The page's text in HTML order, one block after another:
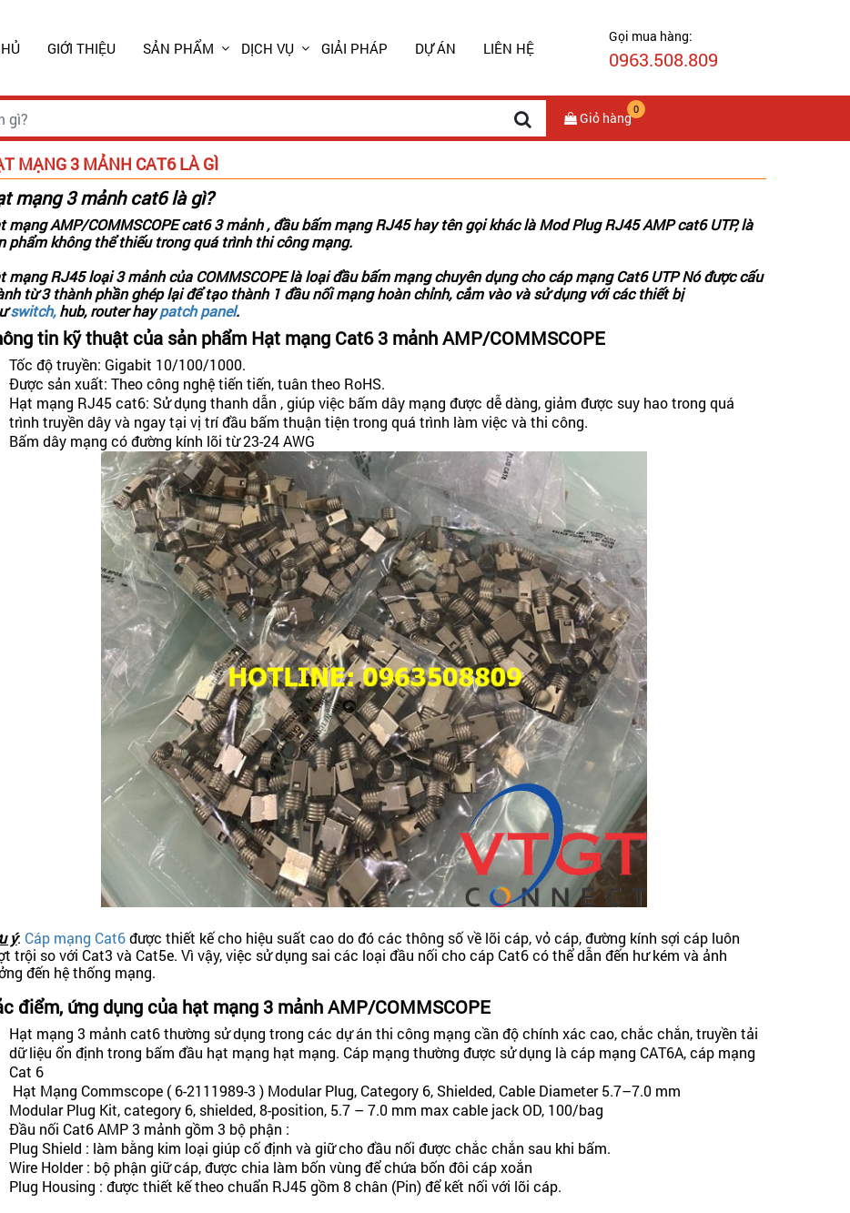
GIỚI THIỆU SẢN PHẨM DỊCH VỤ GIẢI PHÁP DỰ ÁN LIÊN HỆ
Gọi mua hàng:
0963.508.809
Giỏ hàng
0
MẠNG 3 MẢNH CAT6 LÀ GÌ
mạng 3 mảnh cat6 là gì?
mạng AMP/COMMSCOPE cat6 3 mảnh, đầu bấm mạng RJ45 hay tên gọi khác là Mod Plug RJ45 AMP cat6 UTP, là
phẩm không thể thiếu trong quá trình thi công mạng.
mạng RJ45 loại 3 mảnh của COMMSCOPE là loại đầu bấm mạng chuyên dụng cho cáp mạng Cat6 UTP Nó được cấu
từ 3 thành phần ghép lại để tạo thành 1 đầu nối mạng hoàn chỉnh, cắm vào và sử dụng với các thiết bị
switch,hub, router haypatch panel.
tin kỹ thuật của sản phẩm Hạt mạng Cat6 3 mảnh AMP/COMMSCOPE
Tốc độ truyền: Gigabit 10/100/1000.
Được sản xuất: Theo công nghệ tiến tiến, tuân theo RoHS.
Hạt mạng RJ45 cat6: Sử dụng thanh dẫn , giúp việc bấm dây mạng được dễ dàng, giảm được suy hao trong quá
trình truyền dây và ngay tại vị trí đầu bấm thuận tiện trong quá trình làm việc và thi công.
Bấm dây mạng có đường kính lõi từ 23-24 AWG
ý: Cáp mạng Cat6được thiết kế cho hiệu suất cao do đó các thông số về lõi cáp, vỏ cáp, đường kính sợi cáp luôn
trội so với Cat3 và Cat5e. Vì vậy, việc sử dụng sai các loại đầu nối cho cáp Cat6 có thể dẫn đến hư kém và ảnh
đến hệ thống mạng.
điểm, ứng dụng của hạt mạng 3 mảnh AMP/COMMSCOPE
Hạt mạng 3 mảnh cat6 thường sử dụng trong các dự án thi công mạng cần độ chính xác cao, chắc chắn, truyền tải
dữ liệu ổn định trong bấm đầu hạt mạng hạt mạng. Cáp mạng thường được sử dụng là cáp mạng CAT6A, cáp mạng
Cat 6
Hạt Mạng Commscope ( 6-2111989-3 ) Modular Plug, Category 6, Shielded, Cable Diameter 5.7–7.0 mm
Modular Plug Kit, category 6, shielded, 8-position, 5.7 – 7.0 mm max cable jack OD, 100/bag
Đầu nối Cat6 AMP 3 mảnh gồm 3 bộ phận :
Plug Shield : làm bằng kim loại giúp cố định và giữ cho đầu nối được chắc chắn sau khi bấm.
Wire Holder : bộ phận giữ cáp, được chia làm bốn vùng để chứa bốn đôi cáp xoắn
Plug Housing : được thiết kế theo chuẩn RJ45 gồm 8 chân (Pin) để kết nối với lõi cáp.